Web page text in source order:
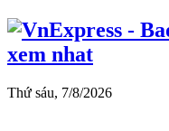
Thứ sáu, 7/8/2026